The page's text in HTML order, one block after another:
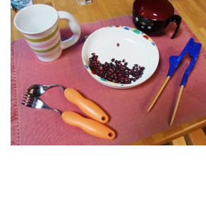
施設・料金
アクセス